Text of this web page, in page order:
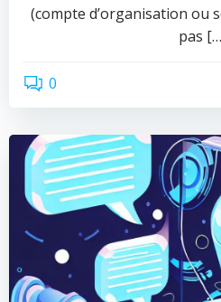
(compte d’organisation ou
pas
0